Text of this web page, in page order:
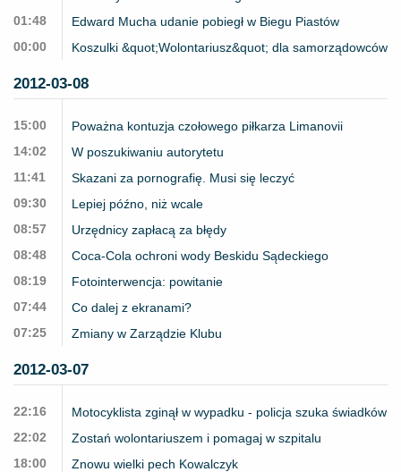
01:48
Edward Mucha udanie pobiegł w Biegu Piastów
00:00
Koszulki &quot;Wolontariusz&quot; dla samorządowców
2012-03-08
15:00
Poważna kontuzja czołowego piłkarza Limanovii
14:02
W poszukiwaniu autorytetu
11:41
Skazani za pornografię. Musi się leczyć
09:30
Lepiej późno, niż wcale
08:57
Urzędnicy zapłacą za błędy
08:48
Coca-Cola ochroni wody Beskidu Sądeckiego
08:19
Fotointerwencja: powitanie
07:44
Co dalej z ekranami?
07:25
Zmiany w Zarządzie Klubu
2012-03-07
22:16
Motocyklista zginął w wypadku - policja szuka świadków
22:02
Zostań wolontariuszem i pomagaj w szpitalu
18:00
Znowu wielki pech Kowalczyk